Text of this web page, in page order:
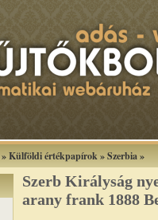
»Külföldi értékpapírok»Szerbia»
Szerb Királyság
arany frank 1888